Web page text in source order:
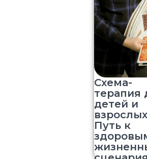
Схема-
терапия
детей и
Путь к